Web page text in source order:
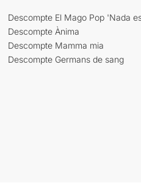
Descompte El Mago Pop 'Nada
Descompte Ànima
Descompte Mamma mia
Descompte Germans de sang